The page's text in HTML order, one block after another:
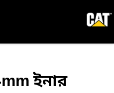
ইনার